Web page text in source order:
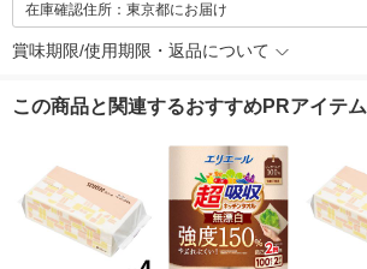
在庫確認住所：東京都にお届け
賞味期限/使用期限・返品について
この商品と関連するおすすめPRアイテム